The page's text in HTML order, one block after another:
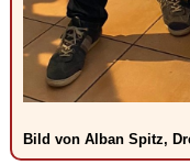
Bild von Alban Spitz,